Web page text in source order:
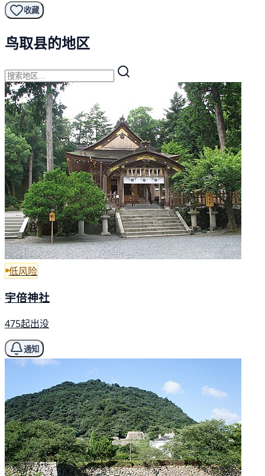
收藏
鸟取县的地区
低风险
宇倍神社
475起出没
通知